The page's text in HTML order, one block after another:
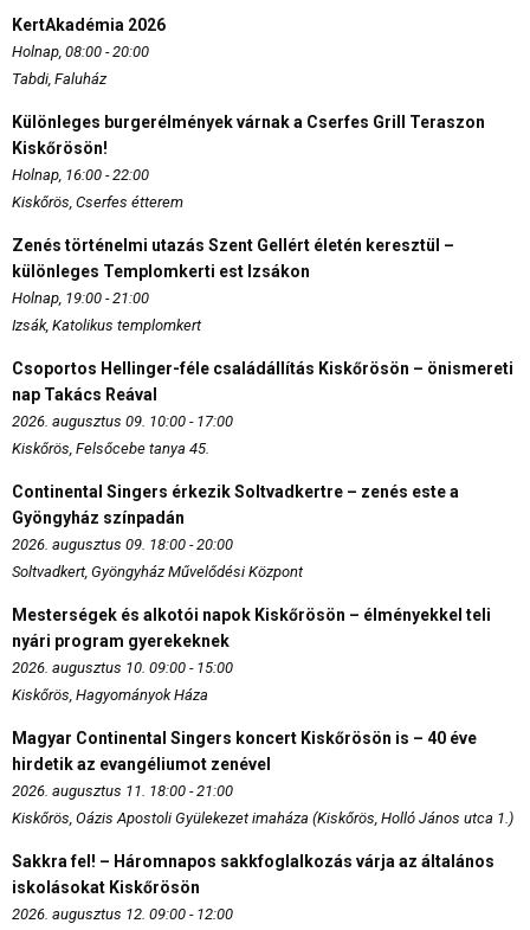
KertAkadémia 2026
Holnap, 08:00 - 20:00
Tabdi, Faluház
Különleges burgerélmények várnak a Cserfes Grill Teraszon
Kiskőrösön!
Holnap, 16:00 - 22:00
Kiskőrös, Cserfes étterem
Zenés történelmi utazás Szent Gellért életén keresztül –
különleges Templomkerti est Izsákon
Holnap, 19:00 - 21:00
Izsák, Katolikus templomkert
Csoportos Hellinger-féle családállítás Kiskőrösön – önismereti
nap Takács Reával
2026. augusztus 09. 10:00 - 17:00
Kiskőrös, Felsőcebe tanya 45.
Continental Singers érkezik Soltvadkertre – zenés este a
Gyöngyház színpadán
2026. augusztus 09. 18:00 - 20:00
Soltvadkert, Gyöngyház Művelődési Központ
Mesterségek és alkotói napok Kiskőrösön – élményekkel teli
nyári program gyerekeknek
2026. augusztus 10. 09:00 - 15:00
Kiskőrös, Hagyományok Háza
Magyar Continental Singers koncert Kiskőrösön is – 40 éve
hirdetik az evangéliumot zenével
2026. augusztus 11. 18:00 - 21:00
Kiskőrös, Oázis Apostoli Gyülekezet imaháza (Kiskőrös, Holló János utca 1.)
Sakkra fel! – Háromnapos sakkfoglalkozás várja az általános
iskolásokat Kiskőrösön
2026. augusztus 12. 09:00 - 12:00